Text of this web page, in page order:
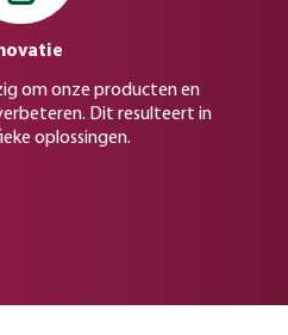
om onze producten en
Dit resulteert in
oplossingen.